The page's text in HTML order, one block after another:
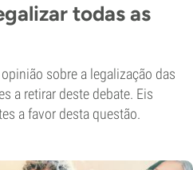
todas as
sobre a legalização das
a retirar deste debate. Eis
a favor desta questão.